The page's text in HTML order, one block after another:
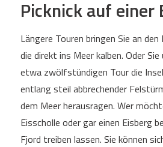
Picknick auf einer
Längere Touren bringen Sie an
die direkt ins Meer kalben. Oder
etwa zwölfstündigen Tour die
entlang steil abbrechender
dem Meer herausragen. Wer
Eisscholle oder gar einen Eisberg
Fjord treiben lassen. Sie können